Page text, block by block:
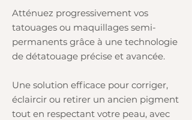
Atténuez progressivement vos
tatouages ou maquillages semi-
permanents grâce à une technologie
de détatouage précise et avancée.
Une solution efficace pour corriger,
éclaircir ou retirer un ancien pigment
tout en respectant votre peau, avec